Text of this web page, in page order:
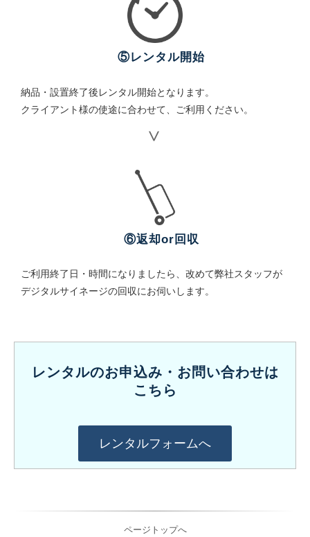
⑤レンタル開始
納品・設置終了後レンタル開始となります。
クライアント様の使途に合わせて、ご利用ください。
⑥返却or回収
ご利用終了日・時間になりましたら、改めて弊社スタッフが
デジタルサイネージの回収にお伺いします。
レンタルのお申込み・お問い合わせは
こちら
レンタルフォームへ
ページトップへ